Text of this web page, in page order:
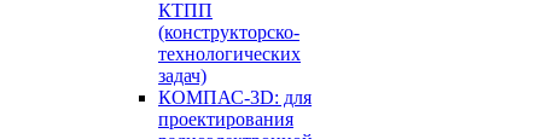
КТПП
(конструкторско-
технологических
задач)
КОМПАС-3D: для
проектирования